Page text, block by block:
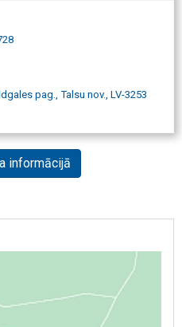
pag., Talsu nov., LV-3253
informācijā